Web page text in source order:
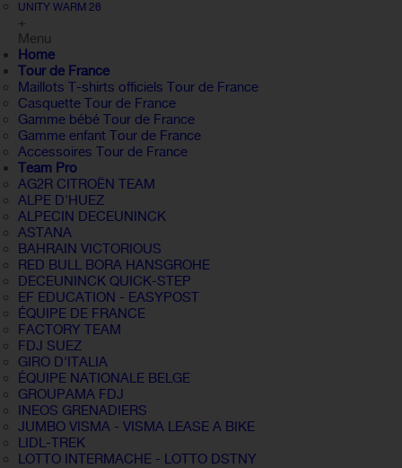
UNITY WARM 26
+
Menu
Home
Tour de France
Maillots T-shirts officiels Tour de France
Casquette Tour de France
Gamme bébé Tour de France
Gamme enfant Tour de France
Accessoires Tour de France
Team Pro
AG2R CITROËN TEAM
ALPE D'HUEZ
ALPECIN DECEUNINCK
ASTANA
BAHRAIN VICTORIOUS
RED BULL BORA HANSGROHE
DECEUNINCK QUICK-STEP
EF EDUCATION - EASYPOST
ÉQUIPE DE FRANCE
FACTORY TEAM
FDJ SUEZ
GIRO D'ITALIA
ÉQUIPE NATIONALE BELGE
GROUPAMA FDJ
INEOS GRENADIERS
JUMBO VISMA - VISMA LEASE A BIKE
LIDL-TREK
LOTTO INTERMACHE - LOTTO DSTNY